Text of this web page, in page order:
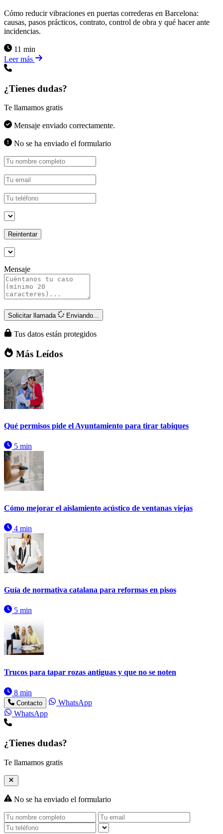
Cómo reducir vibraciones en puertas correderas en Barcelona:
causas, pasos prácticos, contrato, control de obra y qué hacer ante
incidencias.
11 min
Leer más
¿Tienes dudas?
Te llamamos gratis
Mensaje enviado correctamente.
No se ha enviado el formulario
Reintentar
Mensaje
Solicitar llamada Enviando...
Tus datos están protegidos
Más Leídos
Qué permisos pide el Ayuntamiento para tirar tabiques
5 min
Cómo mejorar el aislamiento acústico de ventanas viejas
4 min
Guía de normativa catalana para reformas en pisos
5 min
Trucos para tapar rozas antiguas y que no se noten
8 min
Contacto
WhatsApp
WhatsApp
¿Tienes dudas?
Te llamamos gratis
No se ha enviado el formulario